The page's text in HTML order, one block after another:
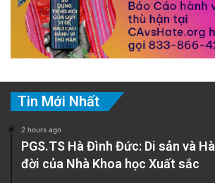
Tin Mới Nhất
2 hours ago
PGS.TS Hà Đình Đức: Di sản và
đời của Nhà Khoa học Xuất sắc